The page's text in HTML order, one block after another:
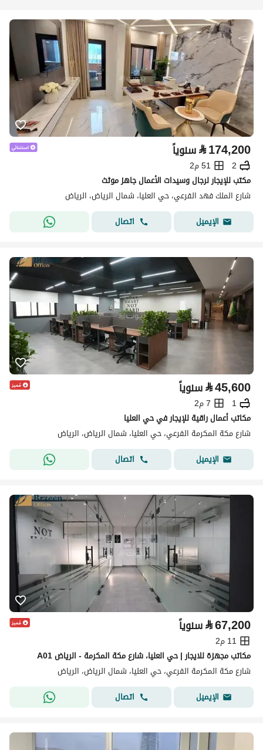
⃁174,200 سنوياً
2
51 م2
مكتب للإيجار لرجال وسيدات الأعمال جاهز موثث
شارع الملك فهد الفرعي، حي العليا، شمال الرياض، الرياض
الإيميل
اتصال
⃁45,600 سنوياً
1
7 م2
مكاتب أعمال راقية للإيجار في حي العليا
شارع مكة المكرمة الفرعي، حي العليا، شمال الرياض، الرياض
الإيميل
اتصال
⃁67,200 سنوياً
11 م2
مكاتب مجهزة للايجار | حي العليا، شارع مكة المكرمة - الرياض A01
شارع مكة المكرمة الفرعي، حي العليا، شمال الرياض، الرياض
الإيميل
اتصال